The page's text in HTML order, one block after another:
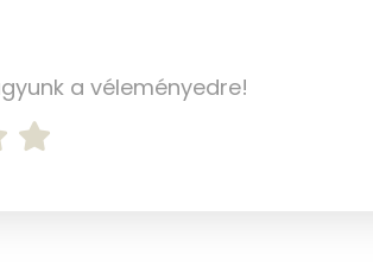
a véleményedre!